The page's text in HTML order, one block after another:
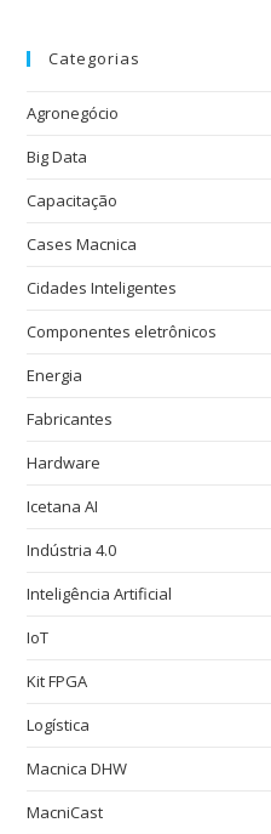
Categorias
Agronegócio
Big Data
Capacitação
Cases Macnica
Cidades Inteligentes
Componentes eletrônicos
Energia
Fabricantes
Hardware
Icetana AI
Indústria 4.0
Inteligência Artificial
IoT
Kit FPGA
Logística
Macnica DHW
MacniCast